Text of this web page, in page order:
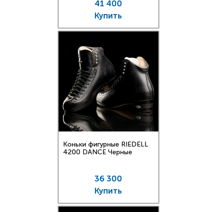
41 400
Купить
Коньки фигурные RIEDELL
4200 DANCE Черные
36 300
Купить